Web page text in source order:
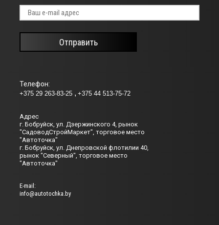
Телефон:
+375 29 263-83-25 +375 44 513-75-72
Адрес
г. Бобруйск, ул. Дзержинского 4, рынок
"СадоводСтройМаркет", торговое место
"Автоточка"
г. Бобруйск, ул. Днепровской флотилии 40,
рынок "Северный", торговое место
"Автоточка"
Е-mail:
info@autotochka.by
Отправить